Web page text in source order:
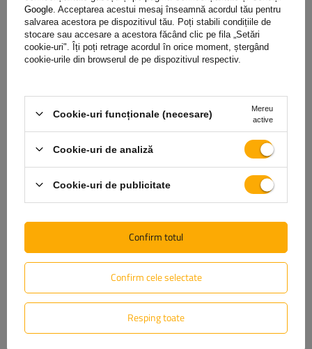
economii pe termen lung și fiabilitate în timpul funcționării
remorcii.
Garanție
Achiziționând orice produs din oferta noastră, veți primi o
garanție de 2 ani.Datorită acestui lucru, îl puteți folosi fără
să vă faceți griji cu privire la consecințele unei posibile avarii.
Având grijă de satisfacția dvs., am simplificat pe cât posibil
procesul de depunere a unei posibile reclamațiitrebuie doar
să completați și să trimiteți formularul disponibil pe site-ul
Ajutor
Google . Acceptarea acestui mesaj înseamnă acordul tău pentru
salvarea acestora pe dispozitivul tău. Poți stabili condițiile de
stocare sau accesare a acestora făcând clic pe fila „Setări
cookie-uri". Îți poți retrage acordul în orice moment, ștergând
cookie-urile din browserul de pe dispozitivul respectiv.
Cookie-uri funcționale (necesare)
Mereu
active
Cookie-uri de analiză
Cookie-uri de publicitate
Confirm cele selectate
Resping toate
Confirm totul